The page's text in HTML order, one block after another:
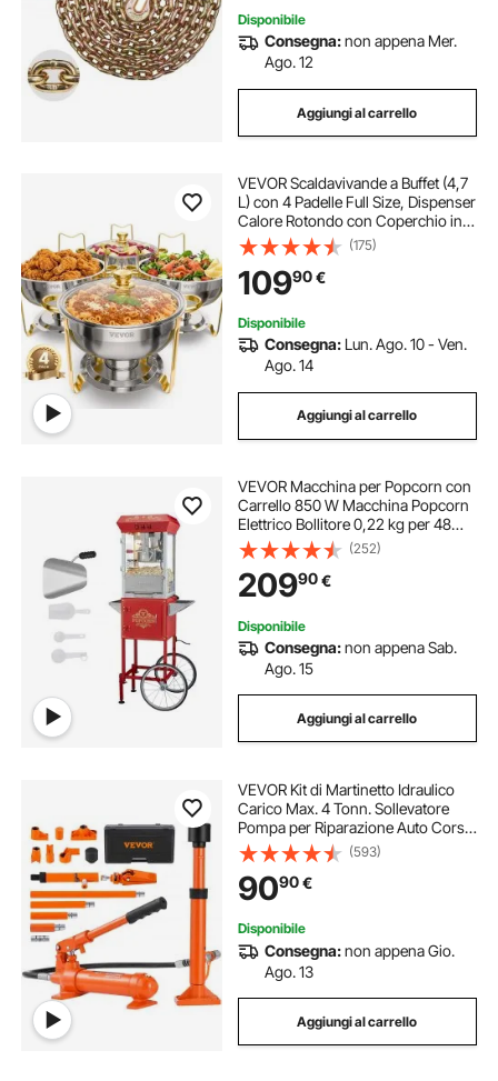
Disponibile
Consegna:non appena Mer.
Ago. 12
Aggiungi al carrello
VEVOR Scaldavivande a Buffet (4,7
L) con 4 Padelle Full Size, Dispenser
Calore Rotondo con Coperchio in
Vetro, Vaschetta per l'Acqua e
Supporto, per Matrimoni, Feste a
Buffet, Dorato
(175)
10990€
Disponibile
Consegna: Lun. Ago. 10 - Ven.
Ago. 14
Aggiungi al carrello
VEVOR Macchina per Popcorn con
Carrello 850 W Macchina Popcorn
Elettrico Bollitore 0,22 kg per 48
Tazze per Lotto, Macchina per
Popcorn dotato di Vetro Temperato,
Include 4 Misurini, Stile Cinema
(252)
20990€
Disponibile
Consegna:non appena Sab.
Ago. 15
Aggiungi al carrello
VEVOR Kit di Martinetto Idraulico
Carico Max. 4 Tonn. Sollevatore
Pompa per Riparazione Auto Corsa
da 125 mm, Kit Utensili Sollevatore
Idraulico Tipo d'Olio HV15 Cilindro
Q235B Anello di Tenuta TPU
(593)
9090€
Disponibile
Consegna:non appena Gio.
Ago. 13
Aggiungi al carrello